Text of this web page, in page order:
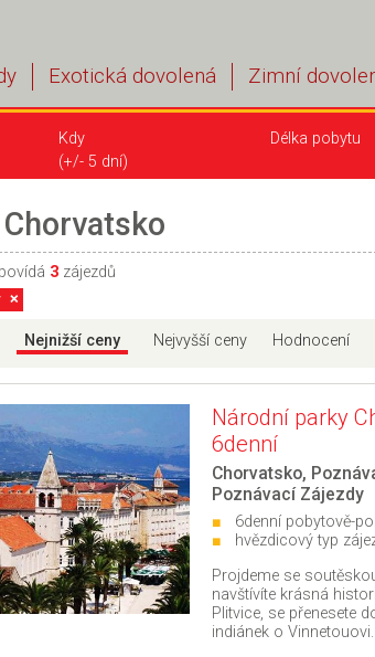
Exotická dovolená Zimní
Kdy
(+/- 5 dní)
Délka pobytu
3 zájezdů
Nejnižší ceny Nejvyšší ceny Hodnocení
Národní parky
6denní
Chorvatsko,
Poznávací Zájezdy
6denní pobytově-
hvězdicový typ
Projdeme se
navštívíte krásná
Plitvice, se přenesete
indiánek o Vinnetouovi.